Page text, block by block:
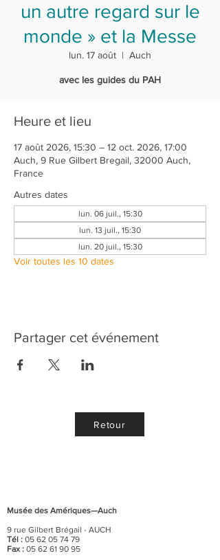
un autre regard sur le
monde » et la Messe
lun. 17 août
  |
Auch
avec les guides du PAH
Heure et lieu
17 août 2026, 15:30 – 12 oct. 2026, 17:00
Auch, 9 Rue Gilbert Bregail, 32000 Auch,
France
Autres dates
lun. 06 juil., 15:30
lun. 13 juil., 15:30
lun. 20 juil., 15:30
Voir toutes les 10 dates
Partager cet événement
Retour
Musée des Amériques—Auch
9 rue Gilbert Brégail - AUCH
Tél : 05 62 05 74 79
Fax : 05 62 61 90 95